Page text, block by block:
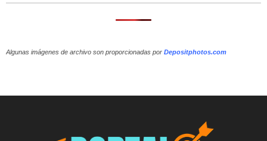
Algunas imágenes de archivo son proporcionadas por Depositphotos.com